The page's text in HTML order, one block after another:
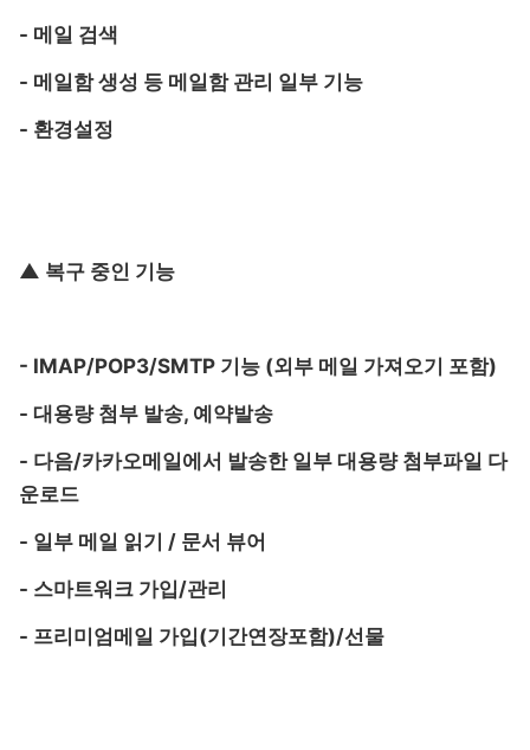
- 메일 검색
- 메일함 생성 등 메일함 관리 일부 기능
- 환경설정
▲ 복구 중인 기능
- IMAP/POP3/SMTP 기능 (외부 메일 가져오기 포함)
- 대용량 첨부 발송, 예약발송
- 다음/카카오메일에서 발송한 일부 대용량 첨부파일 다
운로드
- 일부 메일 읽기 / 문서 뷰어
- 스마트워크 가입/관리
- 프리미엄메일 가입(기간연장포함)/선물